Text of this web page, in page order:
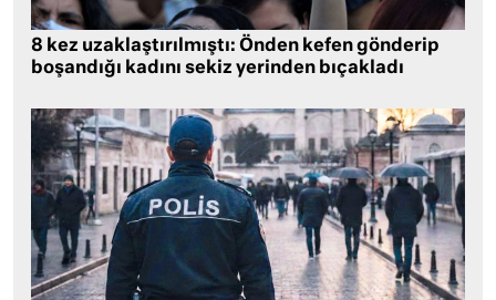
8 kez uzaklaştırılmıştı: Önden kefen gönderip
boşandığı kadını sekiz yerinden bıçakladı